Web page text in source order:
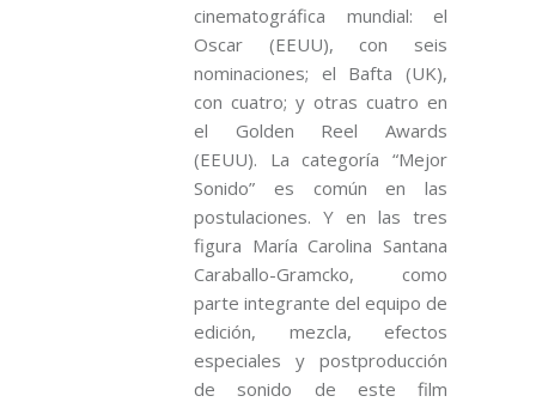
cinematográfica mundial: el
Oscar (EEUU), con seis
nominaciones; el Bafta (UK),
con cuatro; y otras cuatro en
el Golden Reel Awards
(EEUU). La categoría “Mejor
Sonido” es común en las
postulaciones. Y en las tres
figura María Carolina Santana
Caraballo-Gramcko, como
parte integrante del equipo de
edición, mezcla, efectos
especiales y postproducción
de sonido de este film